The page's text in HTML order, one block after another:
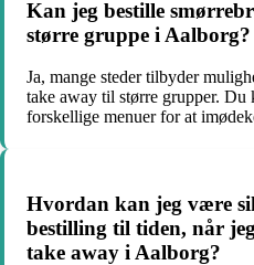
Kan jeg bestille
større gruppe i Aalborg?
Ja, mange steder tilbyder
take away til større grupper.
forskellige menuer for at
Hvordan kan jeg være
bestilling til tiden, når
take away i Aalborg?